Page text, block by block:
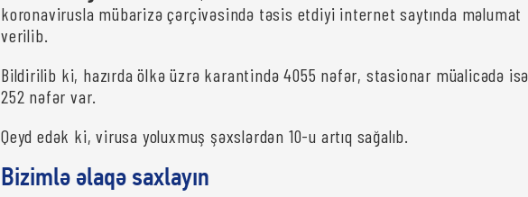
koronavirusla mübarizə çərçivəsində təsis etdiyi internet saytında məlumat
verilib.
Bildirilib ki, hazırda ölkə üzrə karantində 4055 nəfər, stasionar müalicədə
252 nəfər var.
Qeyd edək ki, virusa yoluxmuş şəxslərdən 10-u artıq sağalıb.
Bizimlə əlaqə saxlayın